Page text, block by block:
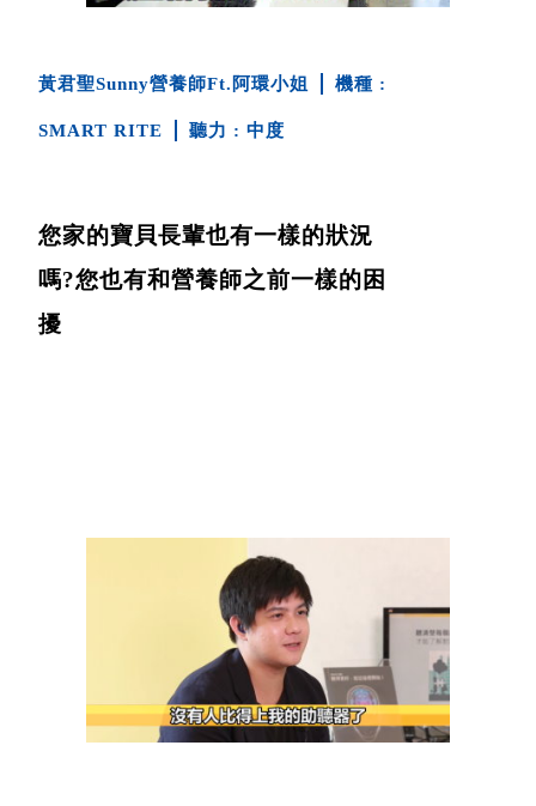
黃君聖Sunny營養師Ft.阿環小姐
SMART RITE 中度
您家的寶貝長輩也有一樣的狀況
嗎?您也有和營養師之前一樣的困
擾